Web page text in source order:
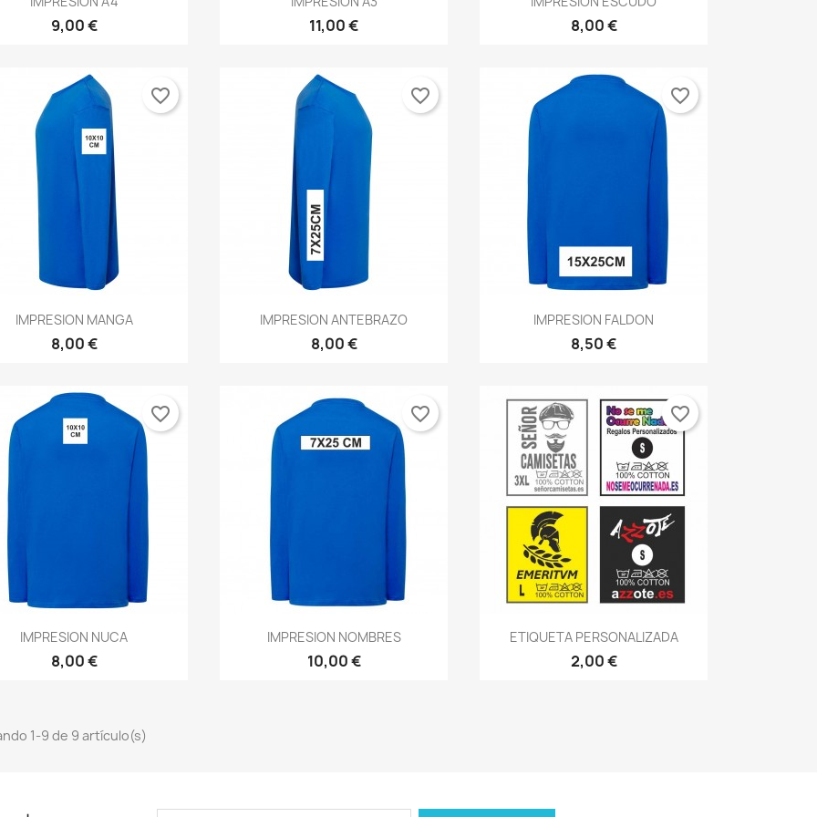
9,00 € 11,00 € 8,00 €
Vista rápida
IMPRESION MANGA
8,00 €
favorite_border
Vista rápida
IMPRESION ANTEBRAZO
8,00 €
favorite_border
Vista rápida
IMPRESION FALDON
8,50 €
favorite_border
Vista rápida
IMPRESION NUCA
8,00 €
favorite_border
Vista rápida
IMPRESION NOMBRES
10,00 €
favorite_border
Vista rápida
ETIQUETA PERSONALIZADA
2,00 €
favorite_border
1-9 de 9 artículo(s)